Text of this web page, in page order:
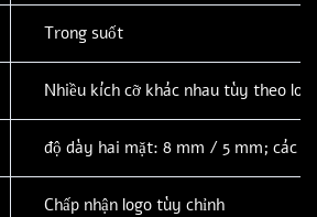
Trong suốt
Nhiều kích cỡ khác nhau tùy theo
độ dày hai mặt: 8 mm / 5 mm; các
Chấp nhận logo tùy chỉnh